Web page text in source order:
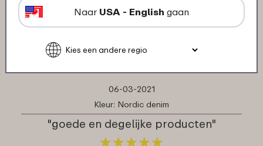
"Nvt"
★★★★★
★★★★★
06-03-2021
Kleur: Nordic denim
"goede en degelijke producten"
★★★★★
★★★★★
Naar USA - English gaan